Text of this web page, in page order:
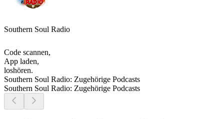
Southern Soul Radio
Code scannen,
App laden,
loshören.
Southern Soul Radio: Zugehörige Podcasts
Southern Soul Radio: Zugehörige Podcasts